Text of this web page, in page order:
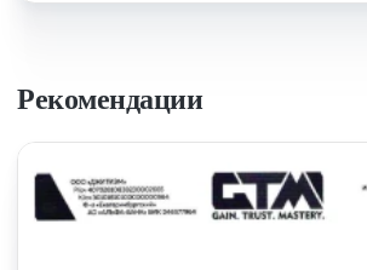
Рекомендации